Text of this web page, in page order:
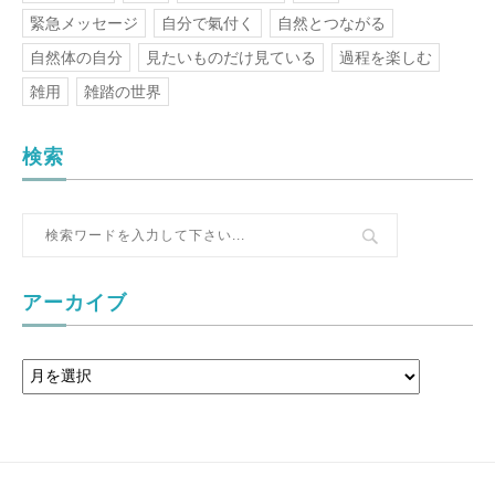
緊急メッセージ
自分で氣付く
自然とつながる
自然体の自分
見たいものだけ見ている
過程を楽しむ
雑用
雑踏の世界
検索
アーカイブ